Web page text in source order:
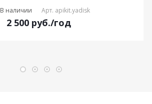
В наличии Арт. apikit.yadisk
2 500 руб./год